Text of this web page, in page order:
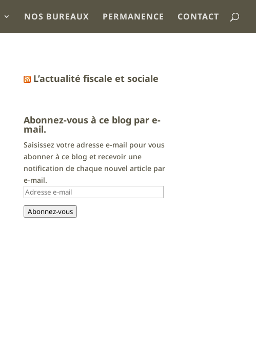
NOS BUREAUX PERMANENCE CONTACT
L’actualité fiscale et sociale
Abonnez-vous à ce blog par e-
mail.
Saisissez votre adresse e-mail pour vous
abonner à ce blog et recevoir une
notification de chaque nouvel article par
e-mail.
Adresse
e-
mail
Abonnez-vous